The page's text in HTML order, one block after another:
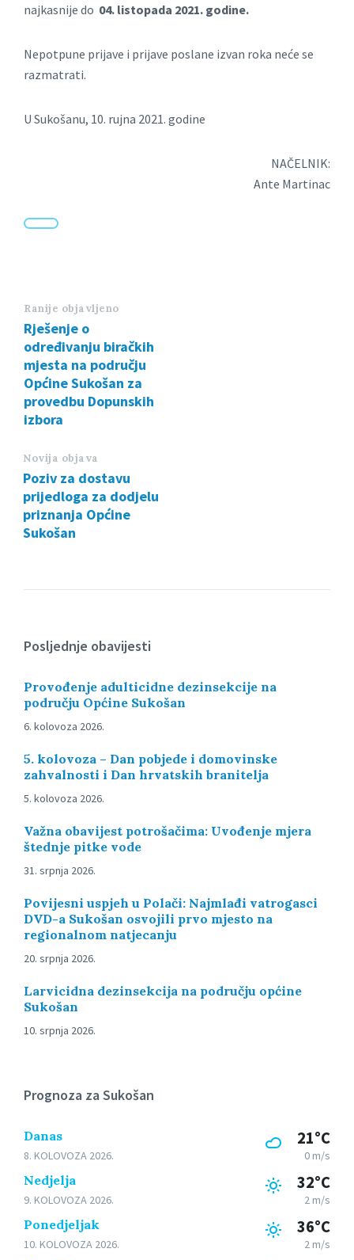
najkasnije do 04. listopada 2021. godine.
Nepotpune prijave i prijave poslane izvan roka neće se
razmatrati.
U Sukošanu, 10. rujna 2021. godine
NAČELNIK:
Ante Martinac
Ranije objavljeno
Rješenje o
određivanju biračkih
mjesta na području
Općine Sukošan za
provedbu Dopunskih
izbora
Novija objava
Poziv za dostavu
prijedloga za dodjelu
priznanja Općine
Sukošan
Posljednje obavijesti
Provođenje adulticidne dezinsekcije na
području Općine Sukošan
6. kolovoza 2026.
5. kolovoza – Dan pobjede i domovinske
zahvalnosti i Dan hrvatskih branitelja
5. kolovoza 2026.
Važna obavijest potrošačima: Uvođenje mjera
štednje pitke vode
31. srpnja 2026.
Povijesni uspjeh u Polači: Najmlađi vatrogasci
DVD-a Sukošan osvojili prvo mjesto na
regionalnom natjecanju
20. srpnja 2026.
Larvicidna dezinsekcija na području općine
Sukošan
10. srpnja 2026.
Prognoza za Sukošan
Danas
8. KOLOVOZA 2026.
21°C
0 m/s
Nedjelja
9. KOLOVOZA 2026.
32°C
2 m/s
Ponedjeljak
10. KOLOVOZA 2026.
36°C
2 m/s